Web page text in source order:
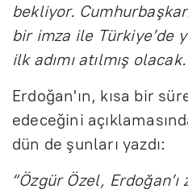
bekliyor.
bir imza ile Türkiye’de
ilk adımı atılmış
Erdoğan'ın, kısa bir
edeceğini
dün de şunları yazdı:
“Özgür Özel,